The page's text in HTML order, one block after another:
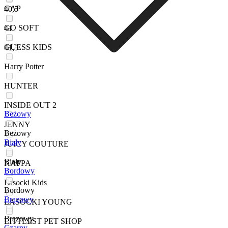
40,5
41
41,5
GAP
GO SOFT
GUESS KIDS
Harry Potter
HUNTER
INSIDE OUT 2
JENNY
JUICY COUTURE
KAPPA
Lasocki Kids
LASOCKI YOUNG
LITTLEST PET SHOP
Beżowy
Beżowy
Biały
Biały
Bordowy
Bordowy
Brązowy
Brązowy